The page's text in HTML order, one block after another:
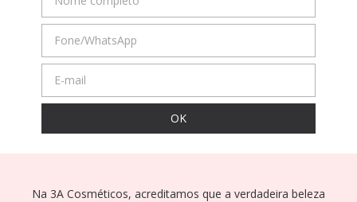
Na 3A Cosméticos, acreditamos que a verdadeira beleza